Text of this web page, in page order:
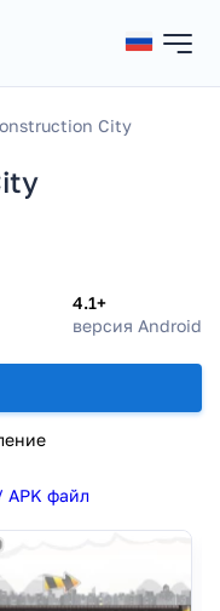
City
4.1+
версия Android
APK файл